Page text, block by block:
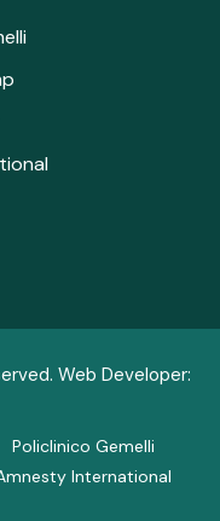
Web Developer:
Policlinico Gemelli
International